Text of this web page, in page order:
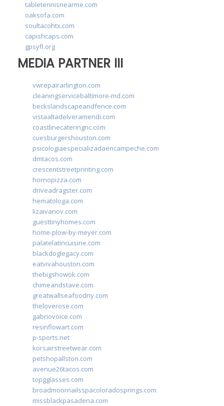
tabletennisnearme.com
oaksofa.com
soultacohtx.com
capishcaps.com
gpsyfl.org
MEDIA PARTNER III
vwrepairarlington.com
cleaningservicebaltimore-md.com
beckslandscapeandfence.com
vistaaltadelveramendi.com
coastlinecateringnc.com
cuesburgershouston.com
psicologiaespecializadaencampeche.com
dmtacos.com
crescentstreetprinting.com
hornopizza.com
driveadragster.com
hematologa.com
lizaivanov.com
guesttinyhomes.com
home-plow-by-meyer.com
palatelatincuisine.com
blackdoglegacy.com
eatvivahouston.com
thebigshowok.com
chimeandstave.com
greatwallseafoodny.com
theloverose.com
gabriovoice.com
resinflowart.com
p-sports.net
korsairstreetwear.com
petshopallston.com
avenue26tacos.com
topgglasses.com
broadmoornailsspacoloradosprings.com
missblackpasadena.com